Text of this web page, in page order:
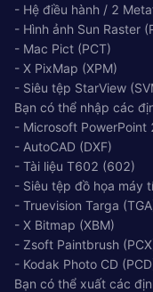
- Hệ điều hành / 2
- Hình ảnh Sun Raster
- Mac Pict (PCT)
- X PixMap (XPM)
- Siêu tệp StarView
Bạn có thể nhập các
- Microsoft PowerPoint
- AutoCAD (DXF)
- Tài liệu T602 (602)
- Siêu tệp đồ họa máy
- Truevision Targa
- X Bitmap (XBM)
- Zsoft Paintbrush
- Kodak Photo CD
Bạn có thể xuất các